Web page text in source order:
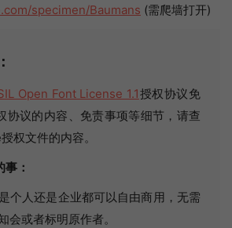
specimen/Baumans (需爬墙打开)
Open Font License 1.1授权协议免
协议的内容、免责事项等细节，请查
权文件的内容。
：
个人还是企业都可以自由商用，无需
会或者标明原作者。